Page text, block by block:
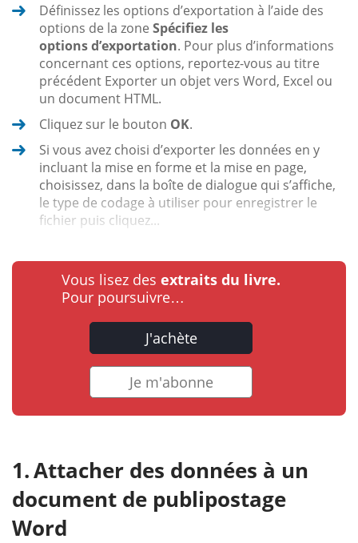
Définissez les options d’exportation à l’aide des
options de la zone Spécifiez les
options d’exportation. Pour plus d’informations
concernant ces options, reportez-vous au titre
précédent Exporter un objet vers Word, Excel ou
un document HTML.
Cliquez sur le bouton OK.
Si vous avez choisi d’exporter les données en y
incluant la mise en forme et la mise en page,
choisissez, dans la boîte de dialogue qui s’affiche,
le type de codage à utiliser pour enregistrer le
fichier puis cliquez...
Vous lisez des extraits du livre.
Pour poursuivre…
J'achète
Je m'abonne
Attacher des données à un
document de publipostage
Word